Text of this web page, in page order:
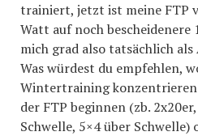
trainiert, jetzt ist meine FTP
Watt auf noch bescheidenere
mich grad also tatsächlich
Was würdest du empfehlen,
Wintertraining
der FTP beginnen (zb.
Schwelle, 5×4 über Schwelle)